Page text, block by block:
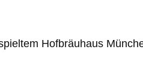
Hofbräuhaus